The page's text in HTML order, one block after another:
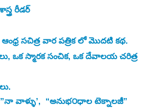
రీడర్
సచిత్ర వార పత్రిక లో మొదటి కథ.
ఒక స్మారక సంచిక, ఒక దేవాలయ చరిత్ర
వాళ్ళు’,  “అనుభ౦ధాల టెక్నాలజీ”